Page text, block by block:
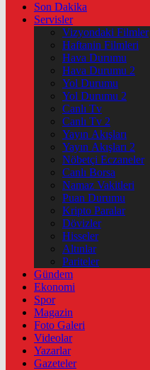
Son Dakika
Servisler
Vizyondaki Filmler
Haftanin Filmleri
Hava Durumu
Hava Durumu 2
Yol Durumu
Yol Durumu 2
Canlı Tv
Canlı Tv 2
Yayın Akışları
Yayın Akışları 2
Nöbetçi Eczaneler
Canlı Borsa
Namaz Vakitleri
Puan Durumu
Kripto Paralar
Dövizler
Hisseler
Altınlar
Pariteler
Gündem
Ekonomi
Spor
Magazin
Foto Galeri
Videolar
Yazarlar
Gazeteler